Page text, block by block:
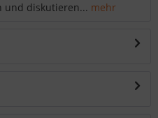
und diskutieren... mehr